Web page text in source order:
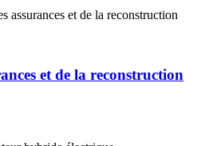
et de la reconstruction